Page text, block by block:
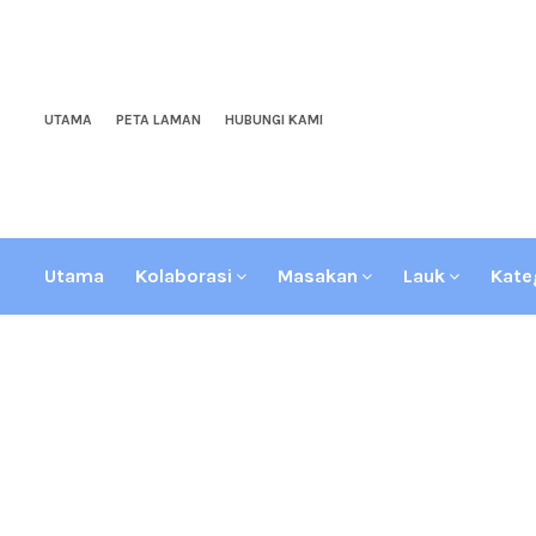
UTAMA PETA LAMAN HUBUNGI KAMI
Utama Kolaborasi Masakan Lauk